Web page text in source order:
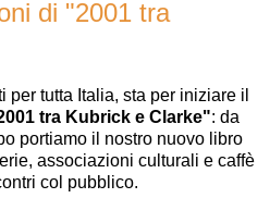
di "2001 tra
tutta Italia, sta per iniziare il
tra Kubrick e Clarke": da
portiamo il nostro nuovo libro
associazioni culturali e caffè
col pubblico.